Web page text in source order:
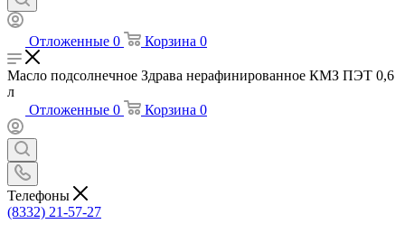
Отложенные 0 Корзина 0
Масло подсолнечное Здрава нерафинированное КМЗ ПЭТ 0,6
л
Отложенные 0 Корзина 0
Телефоны
(8332) 21-57-27